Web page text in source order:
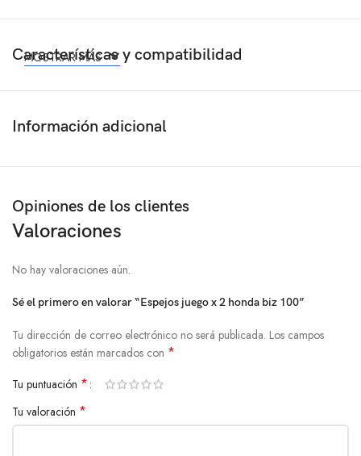
Características y compatibilidad
MOSTRAR MÁS
Información adicional
Opiniones de los clientes
Valoraciones
No hay valoraciones aún.
Sé el primero en valorar “Espejos juego x 2 honda biz 100”
Tu dirección de correo electrónico no será publicada. Los campos
obligatorios están marcados con *
Tu puntuación *
Tu valoración *